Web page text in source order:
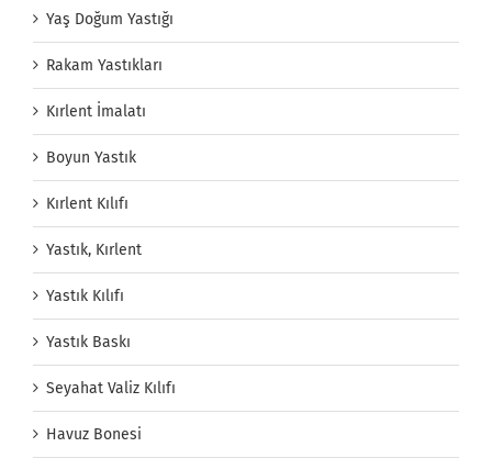
Yaş Doğum Yastığı
Rakam Yastıkları
Kırlent İmalatı
Boyun Yastık
Kırlent Kılıfı
Yastık, Kırlent
Yastık Kılıfı
Yastık Baskı
Seyahat Valiz Kılıfı
Havuz Bonesi